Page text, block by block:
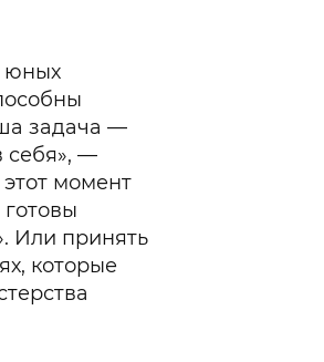
юных
задача —
себя», —
момент
Или принять
которые